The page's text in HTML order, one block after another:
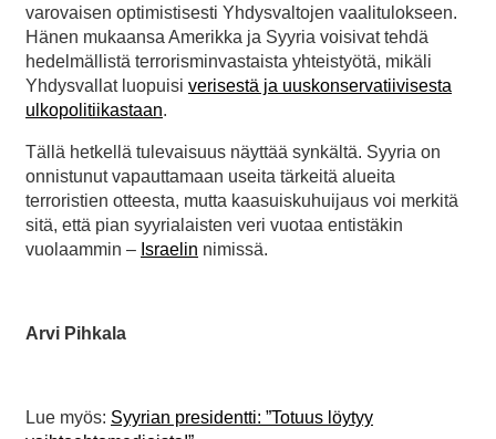
varovaisen optimistisesti Yhdysvaltojen vaalitulokseen.
Hänen mukaansa Amerikka ja Syyria voisivat tehdä
hedelmällistä terrorisminvastaista yhteistyötä, mikäli
Yhdysvallat luopuisi verisestä ja uuskonservatiivisesta
ulkopolitiikastaan.
Tällä hetkellä tulevaisuus näyttää synkältä. Syyria on
onnistunut vapauttamaan useita tärkeitä alueita
terroristien otteesta, mutta kaasuiskuhuijaus voi merkitä
sitä, että pian syyrialaisten veri vuotaa entistäkin
vuolaammin – Israelin nimissä.
Arvi Pihkala
Lue myös: Syyrian presidentti: ”Totuus löytyy